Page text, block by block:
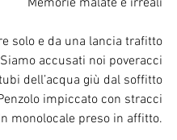
solo e da una lancia trafitto
Siamo accusati noi poveracci
dell’acqua giù dal soffitto
impiccato con stracci
monolocale preso in affitto.